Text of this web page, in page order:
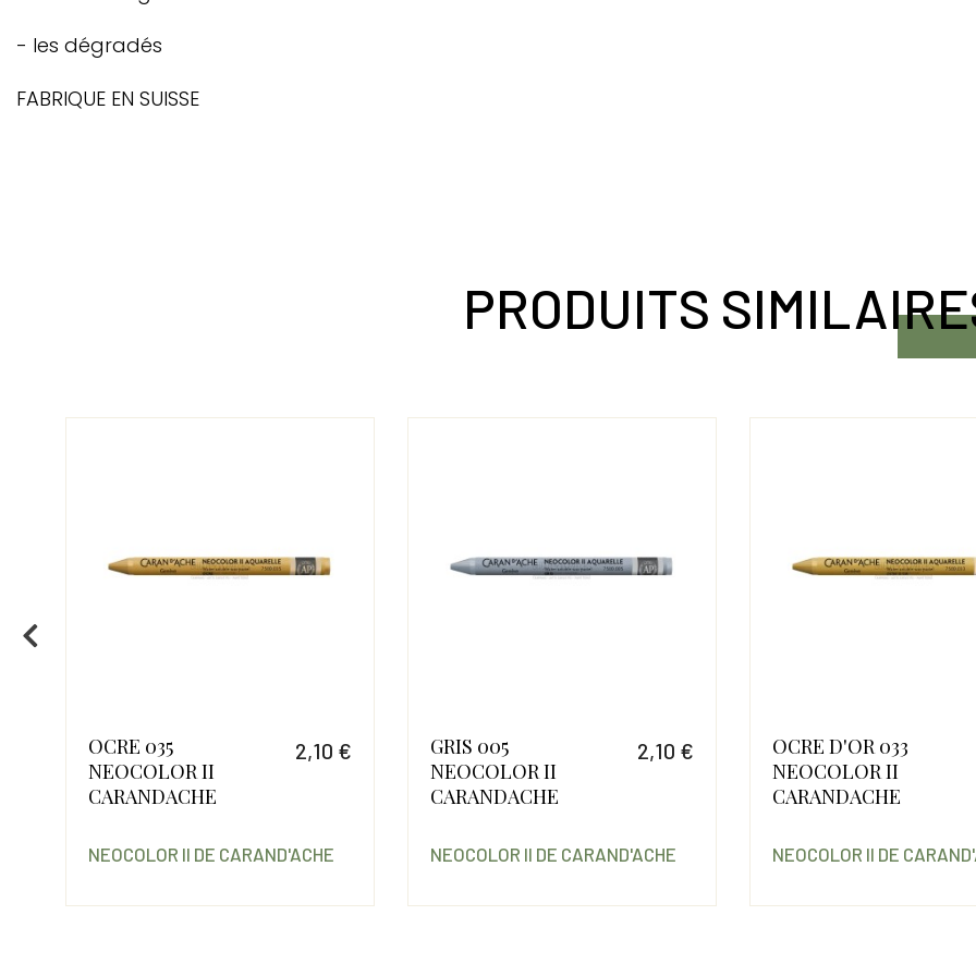
- les dégradés
FABRIQUE EN SUISSE
PRODUITS
OCRE 035
NEOCOLOR II
CARANDACHE
2,10 €
NEOCOLOR II DE CARAND'ACHE
GRIS 005
NEOCOLOR II
CARANDACHE
2,10 €
NEOCOLOR II DE CARAND'ACHE
OCRE D'OR 033
NEOCOLOR II
CARANDACHE
NEOCOLOR II DE